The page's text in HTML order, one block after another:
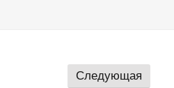
Следующая